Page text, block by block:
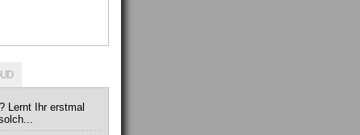
Lernt Ihr erstmal